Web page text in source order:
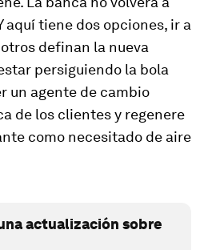
aquí tiene dos opciones, ir a
definan la nueva
persiguiendo la bola
un agente de cambio
de los clientes y regenere
como necesitado de aire
actualización sobre